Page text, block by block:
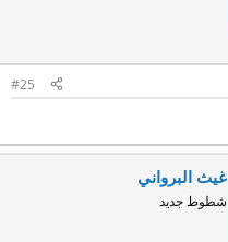
#25
غيث البرواني
شطوط جديد